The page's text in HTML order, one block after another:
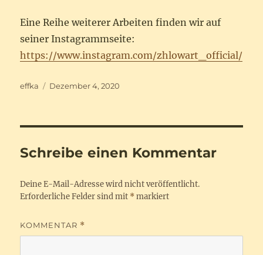
Eine Reihe weiterer Arbeiten finden wir auf
seiner Instagrammseite:
https://www.instagram.com/zhlowart_official/
Autor
effka
Veröffentlicht
Dezember 4, 2020
Schreibe einen Kommentar
Deine E-Mail-Adresse wird nicht veröffentlicht.
Erforderliche Felder sind mit * markiert
KOMMENTAR *